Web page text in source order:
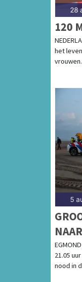
28
120
het
5
21.05
nood in